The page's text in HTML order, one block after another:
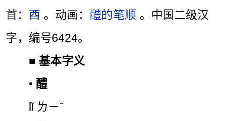
首： 酉 。动画： 醴的笔顺 。中国二级汉
字，编号6424。
■基本字义
• 醴
lǐ ㄌㄧˇ